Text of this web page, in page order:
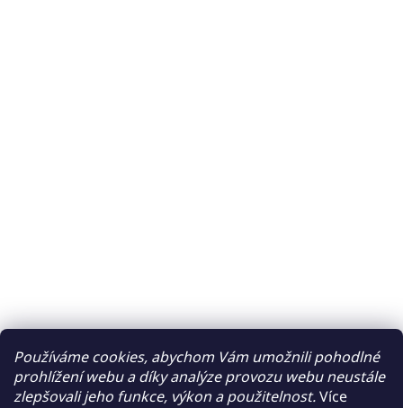
Používáme cookies, abychom Vám umožnili pohodlné
prohlížení webu a díky analýze provozu webu neustále
zlepšovali jeho funkce, výkon a použitelnost.Více